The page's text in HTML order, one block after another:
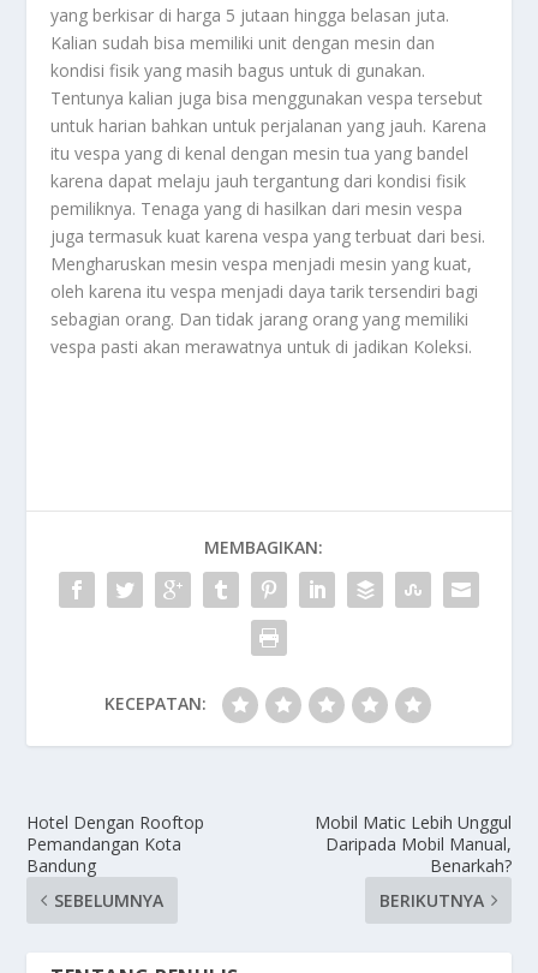
yang berkisar di harga 5 jutaan hingga belasan juta.
Kalian sudah bisa memiliki unit dengan mesin dan
kondisi fisik yang masih bagus untuk di gunakan.
Tentunya kalian juga bisa menggunakan vespa tersebut
untuk harian bahkan untuk perjalanan yang jauh. Karena
itu vespa yang di kenal dengan mesin tua yang bandel
karena dapat melaju jauh tergantung dari kondisi fisik
pemiliknya. Tenaga yang di hasilkan dari mesin vespa
juga termasuk kuat karena vespa yang terbuat dari besi.
Mengharuskan mesin vespa menjadi mesin yang kuat,
oleh karena itu vespa menjadi daya tarik tersendiri bagi
sebagian orang. Dan tidak jarang orang yang memiliki
vespa pasti akan merawatnya untuk di jadikan Koleksi.
MEMBAGIKAN:
KECEPATAN:
Hotel Dengan Rooftop
Pemandangan Kota
Bandung
SEBELUMNYA
Mobil Matic Lebih Unggul
Daripada Mobil Manual,
Benarkah?
BERIKUTNYA